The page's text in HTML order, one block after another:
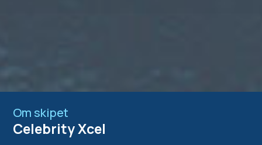
Om skipet
Celebrity Xcel